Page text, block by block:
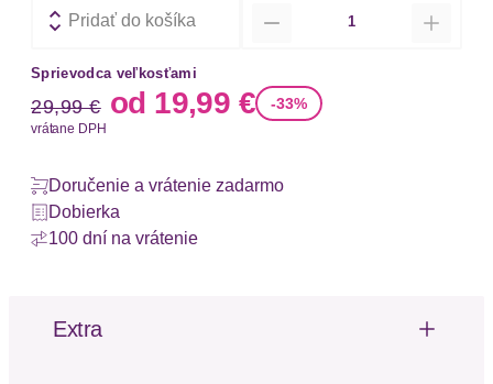
Pridať do košíka
Sprievodca veľkosťami
Stará cena
29,99 € odNová cena
19,99 € -33%
vrátane DPH
Doručenie a vrátenie zadarmo
Dobierka
100 dní na vrátenie
Extra